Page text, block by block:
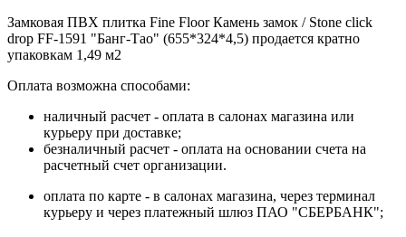
Замковая ПВХ плитка Fine Floor Камень замок / Stone click
drop FF-1591 "Банг-Тао" (655*324*4,5) продается кратно
упаковкам 1,49 м2
Оплата возможна способами:
наличный расчет - оплата в салонах магазина или
курьеру при доставке;
безналичный расчет - оплата на основании счета на
расчетный счет организации.
оплата по карте - в салонах магазина, через терминал
курьеру и через платежный шлюз ПАО "СБЕРБАНК";